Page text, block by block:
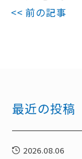
<< 前の記事
最近の投稿
2026.08.06